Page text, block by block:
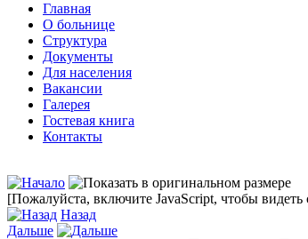
Главная
О больнице
Структура
Документы
Для населения
Вакансии
Галерея
Гостевая книга
Контакты
[Пожалуйста, включите JavaScript, чтобы видеть
Назад
Дальше